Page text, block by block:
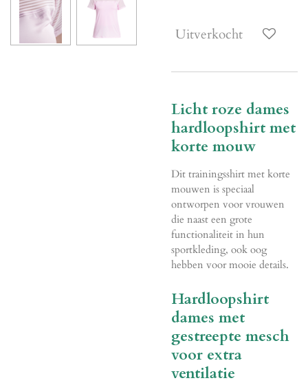
Uitverkocht
Licht roze dames
hardloopshirt met
korte mouw
Dit trainingsshirt met korte
mouwen is speciaal
ontworpen voor vrouwen
die naast een grote
functionaliteit in hun
sportkleding, ook oog
hebben voor mooie details.
Hardloopshirt
dames met
gestreepte mesch
voor extra
ventilatie